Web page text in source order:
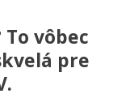
vôbec
pre